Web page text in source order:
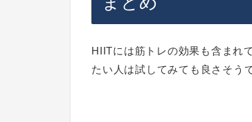
HIITには筋トレの効果も含まれ
たい人は試してみても良さそう